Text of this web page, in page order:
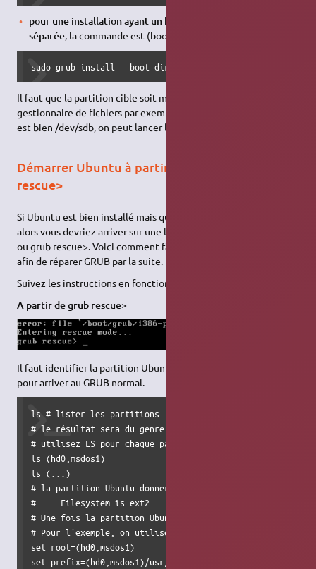
pour une installation ayant un boot sur une partition
séparée, la commande est (boot au lieu de
sudo grub-install --boot-directory=/media/NomUtilisateur/
Il faut que la partition cible soit montée (ouverte via le
gestionnaire de fichiers par exemple). Pour savoir si le disque
est bien /dev/sdb, on peut lancer la commande
Démarrer Ubuntu à partir de grub> et grub
rescue>
Si Ubuntu est bien installé mais que seul GRUBub est cassé,
alors vous devriez arriver sur une ligne de commande de grub>
ou grub rescue>. Voici comment faire pour démarrer Ubuntu
afin de réparer GRUB par la suite.
Suivez les instructions en fonction du GRUB que vous voyez.
A partir de grub rescue>
Il faut identifier la partition Ubuntu et définir les commandes
pour arriver au GRUB normal.
ls # lister les partitions
# le résultat sera du genre : (hd0) (hd0,msdos1)
# utilisez LS pour chaque partition afin d'identifier
ls (hd0,msdos1)
ls (...)
# la partition Ubuntu donnera un résultat du genre :
# ... Filesystem is ext2
# Une fois la partition Ubuntu trouvée, tapez ces
# Pour l'exemple, on utilisera (hd0,msdos1)
set root=(hd0,msdos1)
set prefix=(hd0,msdos1)/usr/lib/grub